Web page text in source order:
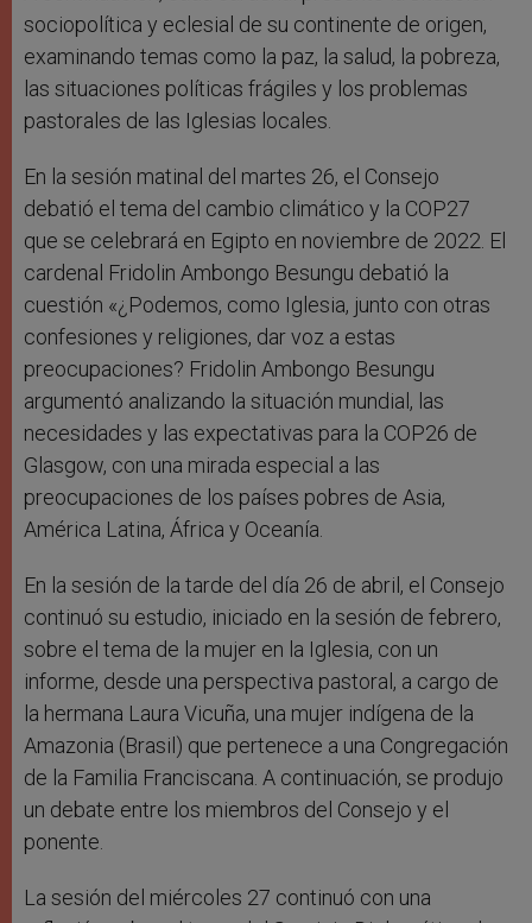
sociopolítica y eclesial de su continente de origen,
examinando temas como la paz, la salud, la pobreza,
las situaciones políticas frágiles y los problemas
pastorales de las Iglesias locales.
En la sesión matinal del martes 26, el Consejo
debatió el tema del cambio climático y la COP27
que se celebrará en Egipto en noviembre de 2022. El
cardenal Fridolin Ambongo Besungu debatió la
cuestión «¿Podemos, como Iglesia, junto con otras
confesiones y religiones, dar voz a estas
preocupaciones? Fridolin Ambongo Besungu
argumentó analizando la situación mundial, las
necesidades y las expectativas para la COP26 de
Glasgow, con una mirada especial a las
preocupaciones de los países pobres de Asia,
América Latina, África y Oceanía.
En la sesión de la tarde del día 26 de abril, el Consejo
continuó su estudio, iniciado en la sesión de febrero,
sobre el tema de la mujer en la Iglesia, con un
informe, desde una perspectiva pastoral, a cargo de
la hermana Laura Vicuña, una mujer indígena de la
Amazonia (Brasil) que pertenece a una Congregación
de la Familia Franciscana. A continuación, se produjo
un debate entre los miembros del Consejo y el
ponente.
La sesión del miércoles 27 continuó con una